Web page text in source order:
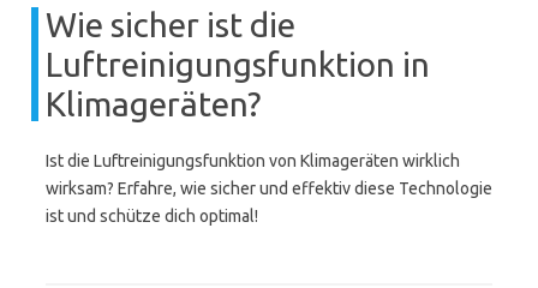
Wie sicher ist die
Luftreinigungsfunktion in
Klimageräten?
Ist die Luftreinigungsfunktion von Klimageräten wirklich
wirksam? Erfahre, wie sicher und effektiv diese Technologie
ist und schütze dich optimal!